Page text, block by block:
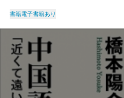
書籍電子書籍あり